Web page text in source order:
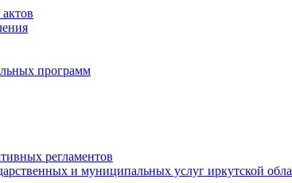
программ
регламентов
и муниципальных услуг иркутской